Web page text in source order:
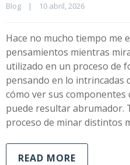
Blog | 10 abril, 2026
Hace no mucho tiempo me
pensamientos mientras
utilizado en un proceso de
pensando en lo intrincadas
cómo ver sus
puede resultar abrumador.
proceso de minar distintos
READ MORE